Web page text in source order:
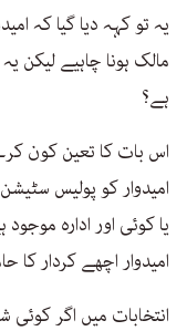
مالک ہونا چاہیے لیکن
ہے؟
اس بات کا تعین کون کرے
امیدوار کو پولیس
یا کوئی اور ادارہ
امیدوار اچھے کردار کا
انتخابات میں اگر